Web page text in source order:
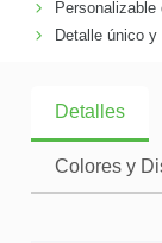
Personalizable
Detalle único
Detalles
Colores y